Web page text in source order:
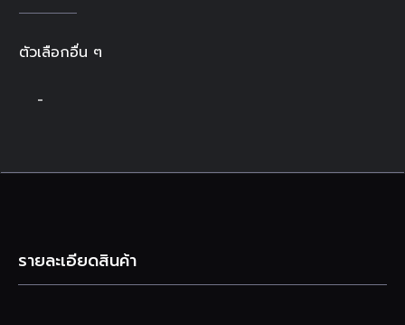
ตัวเลือกอื่น ๆ
-
รายละเอียดสินค้า